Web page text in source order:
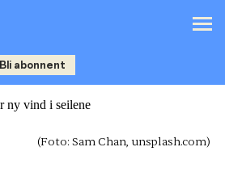
Bli abonnent
(Foto: Sam Chan, unsplash.com)